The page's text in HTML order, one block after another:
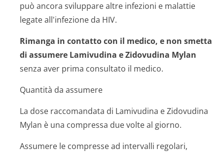
può ancora sviluppare altre infezioni e malattie
legate all'infezione da HIV.
Rimanga in contatto con il medico, e non smetta
di assumere Lamivudina e Zidovudina Mylan
senza aver prima consultato il medico.
Quantità da assumere
La dose raccomandata di Lamivudina e Zidovudina
Mylan è una compressa due volte al giorno.
Assumere le compresse ad intervalli regolari,